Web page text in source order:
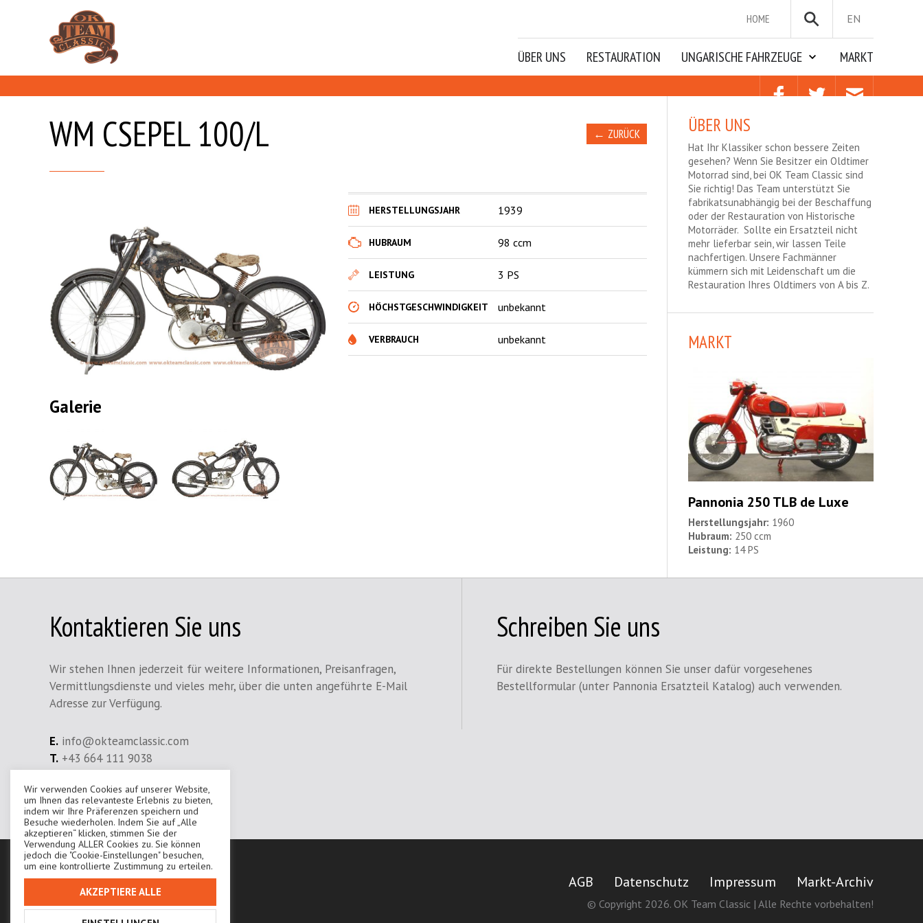
EN
HOME
ÜBER UNS RESTAURATION UNGARISCHE FAHRZEUGE MARKT
← ZURÜCK
WM CSEPEL 100/L
HERSTELLUNGSJAHR 1939
HUBRAUM 98 ccm
LEISTUNG 3 PS
HÖCHSTGESCHWINDIGKEIT unbekannt
VERBRAUCH unbekannt
Galerie
ÜBER UNS
Hat Ihr Klassiker schon bessere Zeiten
gesehen? Wenn Sie Besitzer ein Oldtimer
Motorrad sind, bei OK Team Classic sind
Sie richtig! Das Team unterstützt Sie
fabrikatsunabhängig bei der Beschaffung
oder der Restauration von Historische
Motorräder. Sollte ein Ersatzteil nicht
mehr lieferbar sein, wir lassen Teile
nachfertigen. Unsere Fachmänner
kümmern sich mit Leidenschaft um die
Restauration Ihres Oldtimers von A bis Z.
MARKT
Pannonia 250 TLB de Luxe
Herstellungsjahr: 1960
Hubraum: 250 ccm
Leistung: 14 PS
Kontaktieren Sie uns
Wir stehen Ihnen jederzeit für weitere Informationen, Preisanfragen,
Vermittlungsdienste und vieles mehr, über die unten angeführte E-Mail
Adresse zur Verfügung.
E. info@okteamclassic.com
T. +43 664 111 9038
Ihr Ansprechpartner:Karoly Onadi
Schreiben Sie uns
Für direkte Bestellungen können Sie unser dafür vorgesehenes
Bestellformular (unter Pannonia Ersatzteil Katalog) auch verwenden.
AGB Datenschutz Impressum Markt-Archiv
© Copyright 2026. OK Team Classic | Alle Rechte vorbehalten!
Wir verwenden Cookies auf unserer Website,
um Ihnen das relevanteste Erlebnis zu bieten,
indem wir Ihre Präferenzen speichern und
Besuche wiederholen. Indem Sie auf „Alle
akzeptieren“ klicken, stimmen Sie der
Verwendung ALLER Cookies zu. Sie können
jedoch die "Cookie-Einstellungen" besuchen,
um eine kontrollierte Zustimmung zu erteilen.
AKZEPTIERE ALLE